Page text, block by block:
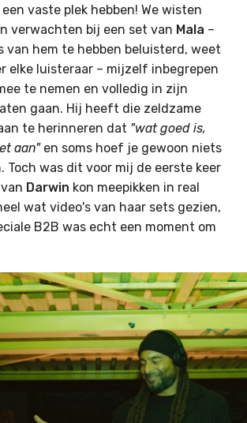
vaste plek hebben! We wisten
verwachten bij een set van Mala –
van hem te hebben beluisterd, weet
elke luisteraar – mijzelf inbegrepen
te nemen en volledig in zijn
gaan. Hij heeft die zeldzame
te herinneren dat "wat goed is,
aan"en soms hoef je gewoon niets
Toch was dit voor mij de eerste keer
Darwin kon meepikken in real
wat video's van haar sets gezien,
B2B was echt een moment om